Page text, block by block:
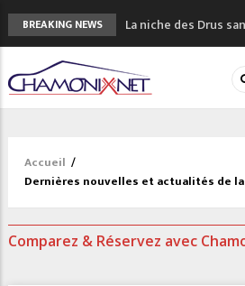
BREAKING NEWS
La niche des Drus
sécheresse en
3 bonnes raisons
Musée du Mont-
Accidents en
à pied à Chamonix
Accueil /
Dernières nouvelles et actualités de
Comparez & Réservez avec